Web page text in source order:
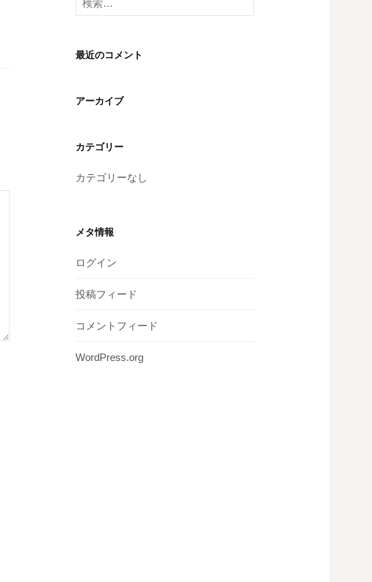
索:
最近のコメント
アーカイブ
カテゴリー
カテゴリーなし
メタ情報
ログイン
投稿フィード
コメントフィード
WordPress.org